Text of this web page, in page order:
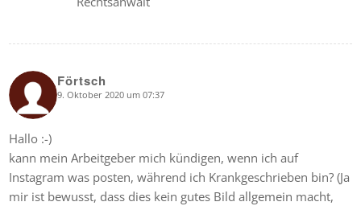
Förtsch
says: 9. Oktober 2020 um 07:37
Hallo :-)
kann mein Arbeitgeber mich kündigen, wenn ich auf
Instagram was posten, während ich Krankgeschrieben bin? (Ja
mir ist bewusst, dass dies kein gutes Bild allgemein macht,